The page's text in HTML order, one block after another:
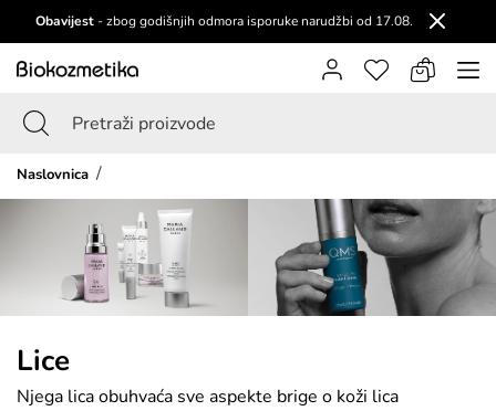
Obavijest - zbog godišnjih odmora isporuke narudžbi od 17.08.
Naslovnica
Lice
Njega lica obuhvaća sve aspekte brige o koži lica